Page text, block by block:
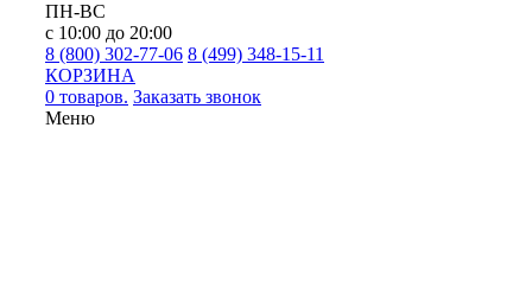
ПН-ВС
с 10:00 до 20:00
8 (800) 302-77-06 8 (499) 348-15-11
КОРЗИНА
0 товаров. Заказать звонок
Меню